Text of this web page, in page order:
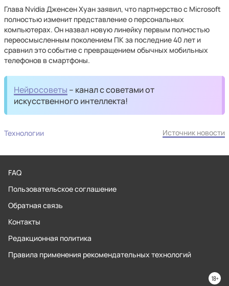
Глава Nvidia Дженсен Хуан заявил, что партнерство с Microsoft
полностью изменит представление о персональных
компьютерах. Он назвал новую линейку первым полностью
переосмысленным поколением ПК за последние 40 лет и
сравнил это событие с превращением обычных мобильных
телефонов в смартфоны.
Нейросоветы – канал с советами от
искусственного интеллекта!
Технологии Источник новости
FAQ
Пользовательское соглашение
Обратная связь
Контакты
Редакционная политика
Правила применения рекомендательных технологий